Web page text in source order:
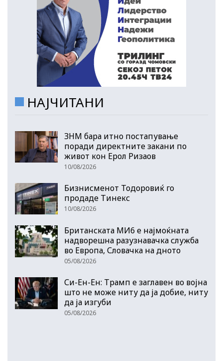
НАЈЧИТАНИ
ЗНМ бара итно постапување
поради директните закани по
живот кон Ерол Ризаов
10/08/2026
Бизнисменот Тодоровиќ го
продаде Тинекс
10/08/2026
Британската МИ6 е најмоќната
надворешна разузнавачка служба
во Европа, Словачка на дното
05/08/2026
Си-Ен-Ен: Трамп е заглавен во војна
што не може ниту да ја добие, ниту
да ја изгуби
05/08/2026